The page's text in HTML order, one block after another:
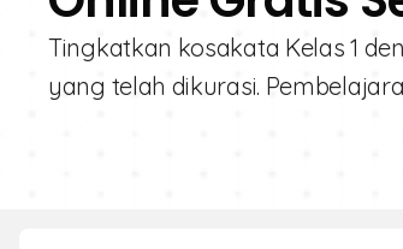
Tingkatkan kosakata Kelas 1
yang telah dikurasi.